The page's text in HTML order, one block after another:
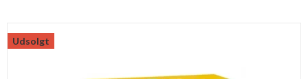
Udsolgt